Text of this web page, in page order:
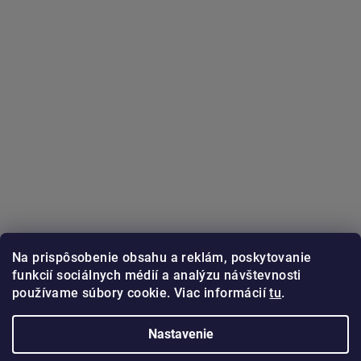
Na prispôsobenie obsahu a reklám, poskytovanie
funkcií sociálnych médií a analýzu návštevnosti
používame súbory cookie. Viac informáciítu.
Nastavenie
Sledovať na Instagrame